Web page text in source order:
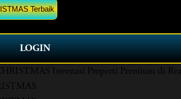
Terbaik
LOGIN
Investasi Properti Premium di